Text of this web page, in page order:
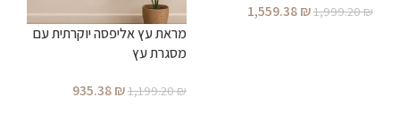
1,999.20₪
1,559.38₪
מראת עץ אליפסה יוקרתית עם
מסגרת עץ
1,199.20₪
935.38₪